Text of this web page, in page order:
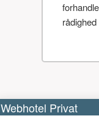
Webhotel Privat